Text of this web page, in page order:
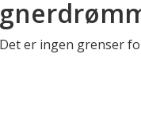
er ingen grenser